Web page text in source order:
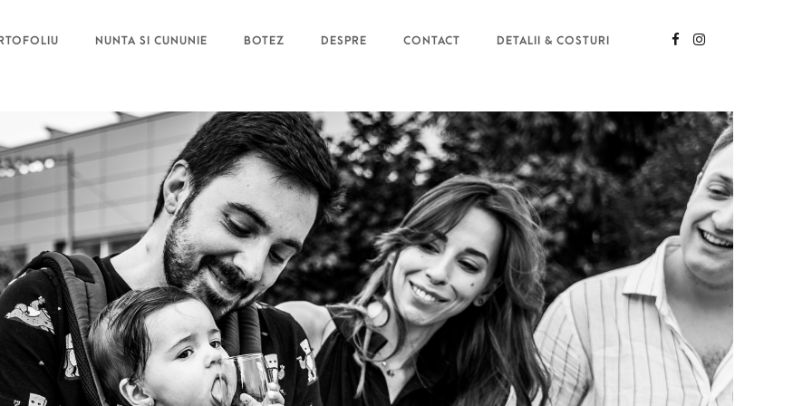
NUNTA SI CUNUNIE BOTEZ DESPRE CONTACT DETALII & COSTURI